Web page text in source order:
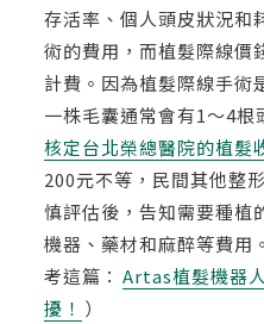
存活率、個人頭皮狀況和
術的費用，而植髮際線價
計費。因為植髮際線手術
一株毛囊通常會有1～4根
核定台北榮總醫院的植髮
200元不等，民間其他整
慎評估後，告知需要種植
機器、藥材和麻醉等費用
考這篇： Artas植髮機器
擾！ ）